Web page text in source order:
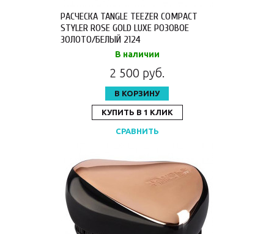
РАСЧЕСКА TANGLE TEEZER COMPACT
STYLER ROSE GOLD LUXE РОЗОВОЕ
ЗОЛОТО/БЕЛЫЙ 2124
В наличии
2 500 руб.
В КОРЗИНУ
КУПИТЬ В 1 КЛИК
СРАВНИТЬ